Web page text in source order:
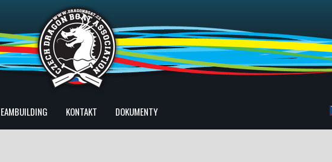
KONTAKT DOKUMENTY